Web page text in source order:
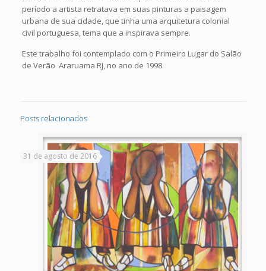
período a artista retratava em suas pinturas a paisagem
urbana de sua cidade, que tinha uma arquitetura colonial
civil portuguesa, tema que a inspirava sempre.
Este trabalho foi contemplado com o Primeiro Lugar do Salão
de Verão Araruama RJ, no ano de 1998.
Posts relacionados
31 de agosto de 2016